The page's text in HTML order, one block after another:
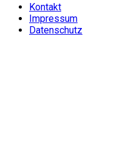
Kontakt
Impressum
Datenschutz